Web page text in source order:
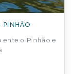
PINHÃO
ente o Pinhão e